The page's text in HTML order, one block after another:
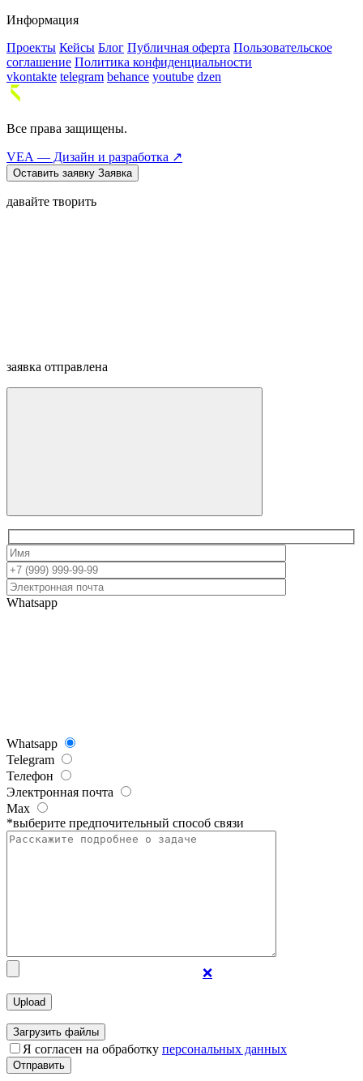
Информация
Проекты Кейсы Блог Публичная оферта Пользовательское
соглашение Политика конфиденциальности
vkontakte telegram behance youtube dzen
Все права защищены.
VEA — Дизайн и разработка ↗
Оставить заявку Заявка
давайте творить
заявка отправлена
Whatsapp
Whatsapp
Telegram
Телефон
Электронная почта
Max
*выберите предпочительный способ связи
❌
Загрузить файлы
Я согласен на обработку персональных данных
Отправить